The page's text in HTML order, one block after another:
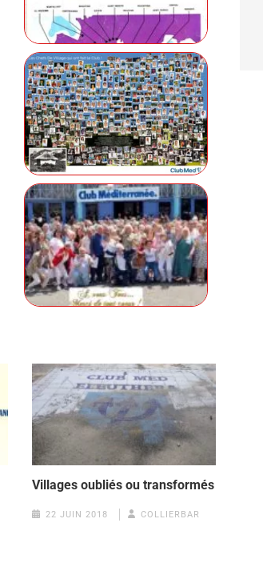
Villages oubliés ou transformés
22 JUIN 2018 COLLIERBAR